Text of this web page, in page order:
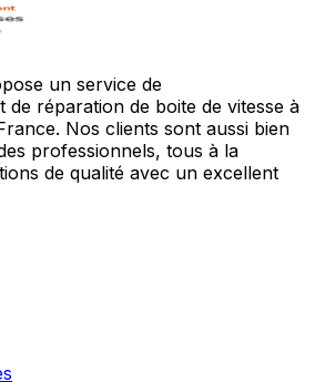
un service de
de réparation de boite de vitesse à
Nos clients sont aussi bien
professionnels, tous à la
de qualité avec un excellent